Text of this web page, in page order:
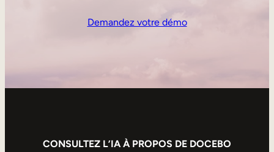
Demandez votre démo
CONSULTEZ L’IA À PROPOS DE DOCEBO